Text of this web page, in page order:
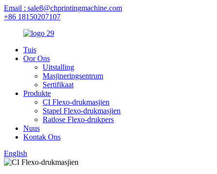
Email : sale8@chprintingmachine.com
+86 18150207107
Tuis
Oor Ons
Uitstalling
Masjineringsentrum
Sertifikaat
Produkte
CI Flexo-drukmasjien
Stapel Flexo-drukmasjien
Ratlose Flexo-drukpers
Nuus
Kontak Ons
English